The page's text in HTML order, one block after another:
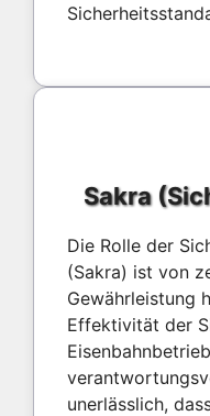
Sakra
Die Rolle der
(Sakra) ist von
Gewährleistung
Effektivität der
unerlässlich,